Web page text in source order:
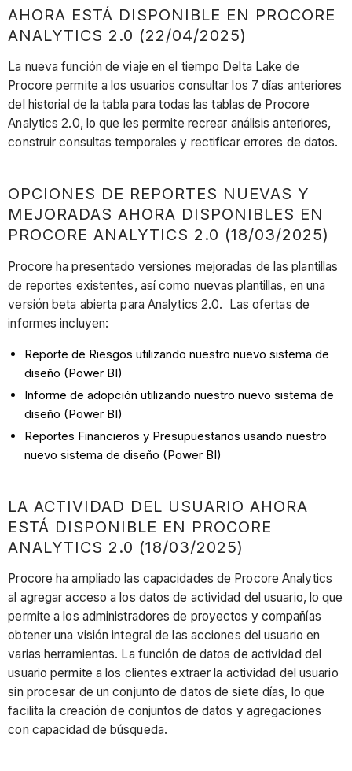
AHORA ESTÁ DISPONIBLE EN PROCORE
ANALYTICS 2.0 (22/04/2025)
La nueva función de viaje en el tiempo Delta Lake de
Procore permite a los usuarios consultar los 7 días anteriores
del historial de la tabla para todas las tablas de Procore
Analytics 2.0, lo que les permite recrear análisis anteriores,
construir consultas temporales y rectificar errores de datos.
OPCIONES DE REPORTES NUEVAS Y
MEJORADAS AHORA DISPONIBLES EN
PROCORE ANALYTICS 2.0 (18/03/2025)
Procore ha presentado versiones mejoradas de las plantillas
de reportes existentes, así como nuevas plantillas, en una
versión beta abierta para Analytics 2.0. Las ofertas de
informes incluyen:
Reporte de Riesgos utilizando nuestro nuevo sistema de
diseño (Power BI)
Informe de adopción utilizando nuestro nuevo sistema de
diseño (Power BI)
Reportes Financieros y Presupuestarios usando nuestro
nuevo sistema de diseño (Power BI)
LA ACTIVIDAD DEL USUARIO AHORA
ESTÁ DISPONIBLE EN PROCORE
ANALYTICS 2.0 (18/03/2025)
Procore ha ampliado las capacidades de Procore Analytics
al agregar acceso a los datos de actividad del usuario, lo que
permite a los administradores de proyectos y compañías
obtener una visión integral de las acciones del usuario en
varias herramientas. La función de datos de actividad del
usuario permite a los clientes extraer la actividad del usuario
sin procesar de un conjunto de datos de siete días, lo que
facilita la creación de conjuntos de datos y agregaciones
con capacidad de búsqueda.